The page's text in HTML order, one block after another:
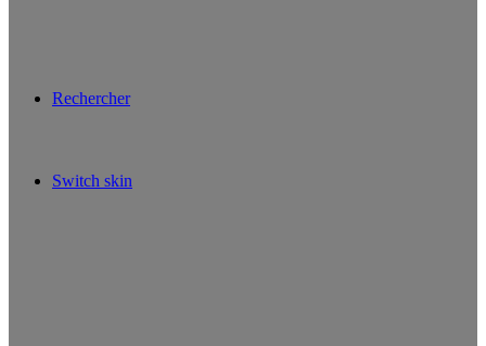
Rechercher
Switch skin